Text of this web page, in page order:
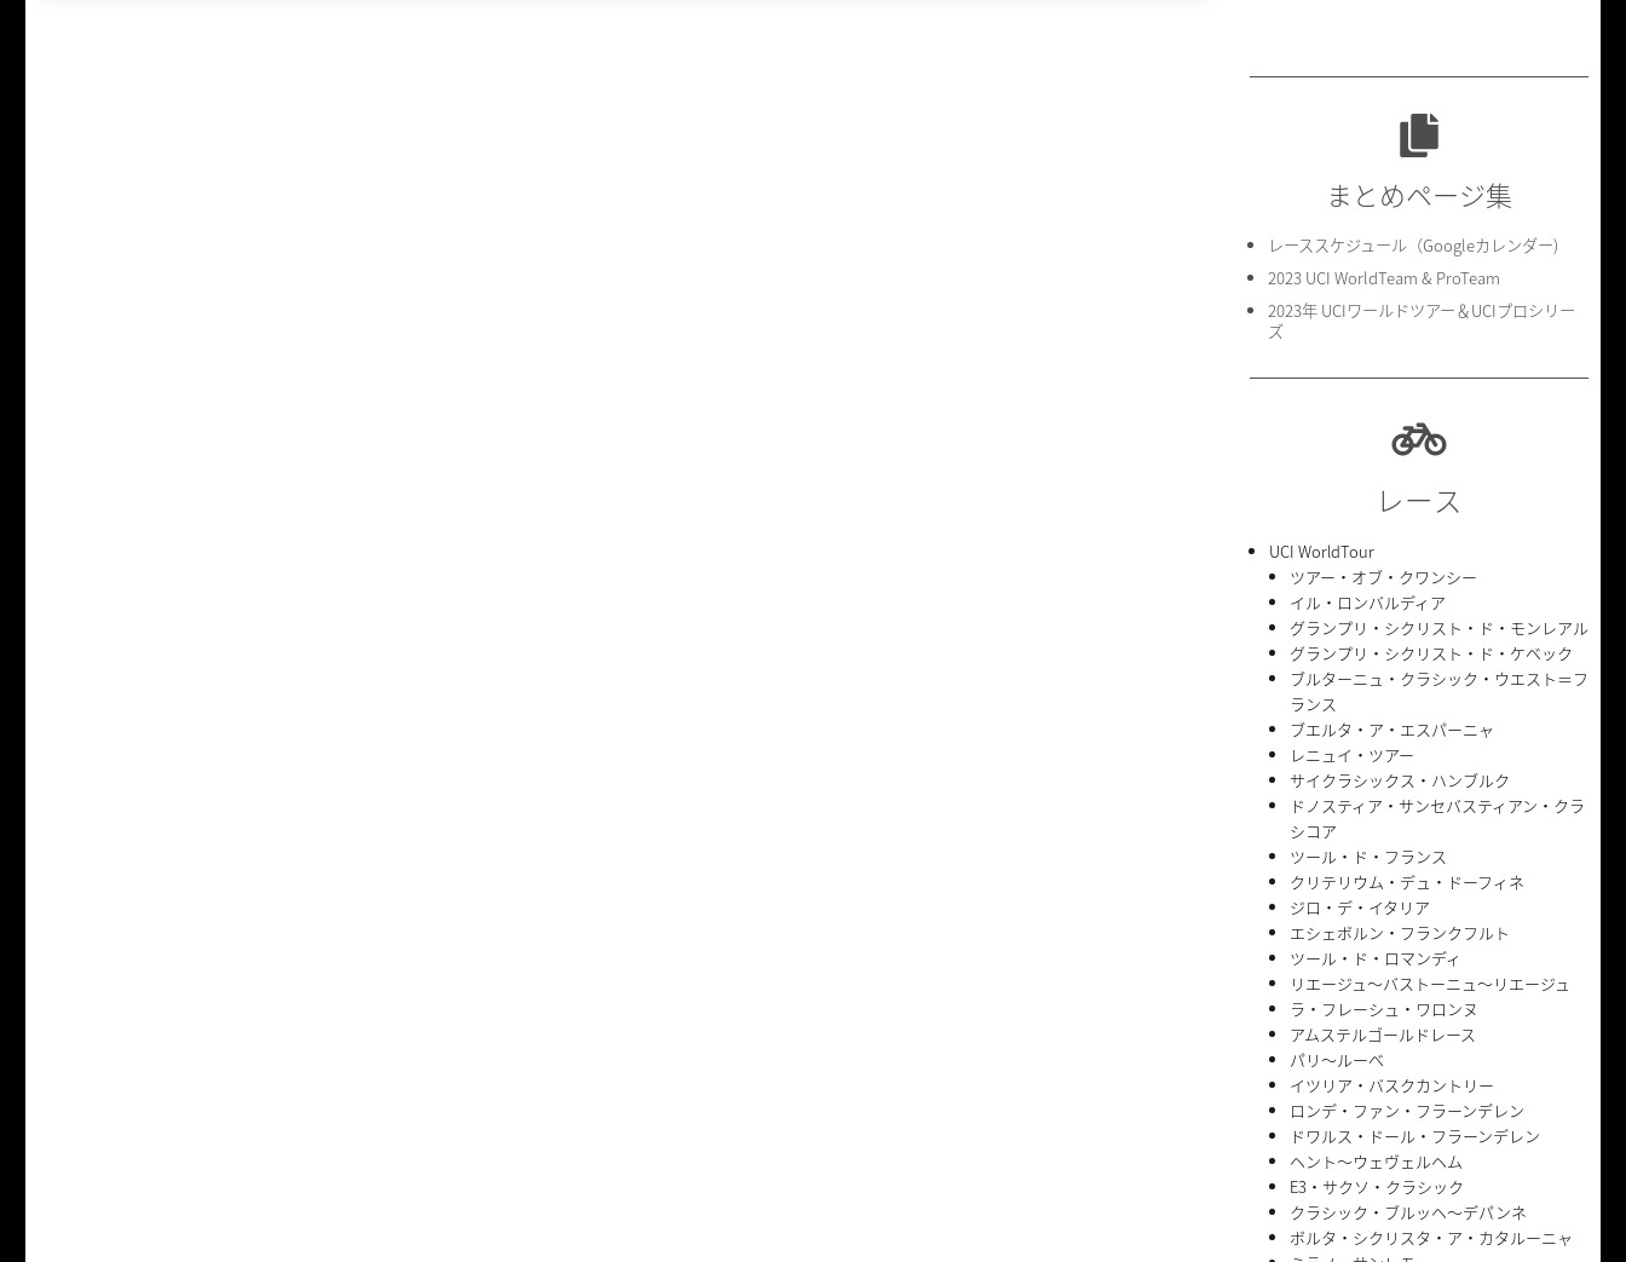
まとめページ集
レーススケジュール（Googleカレンダー)
2023 UCI WorldTeam & ProTeam
2023年 UCIワールドツアー＆UCIプロシリー
ズ
レース
UCI WorldTour
ツアー・オブ・クワンシー
イル・ロンバルディア
グランプリ・シクリスト・ド・モンレアル
グランプリ・シクリスト・ド・ケベック
ブルターニュ・クラシック・ウエスト＝フ
ランス
ブエルタ・ア・エスパーニャ
レニュイ・ツアー
サイクラシックス・ハンブルク
ドノスティア・サンセバスティアン・クラ
シコア
ツール・ド・フランス
クリテリウム・デュ・ドーフィネ
ジロ・デ・イタリア
エシェボルン・フランクフルト
ツール・ド・ロマンディ
リエージュ〜バストーニュ〜リエージュ
ラ・フレーシュ・ワロンヌ
アムステルゴールドレース
パリ〜ルーベ
イツリア・バスクカントリー
ロンデ・ファン・フラーンデレン
ドワルス・ドール・フラーンデレン
ヘント〜ウェヴェルヘム
E3・サクソ・クラシック
クラシック・ブルッヘ〜デパンネ
ボルタ・シクリスタ・ア・カタルーニャ